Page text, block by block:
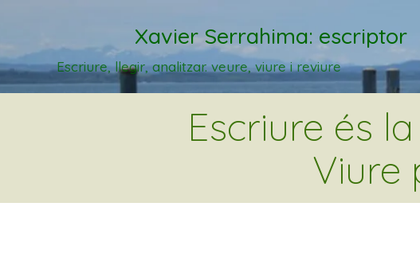
Xavier Serrahima: escriptor
Escriure, llegir, analitzar. veure, viure i reviure
Escriure és
Viure